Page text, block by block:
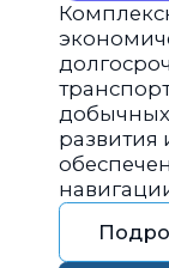
добычных
развития